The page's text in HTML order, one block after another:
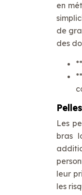
en
de
des
Les
bras
leur
les